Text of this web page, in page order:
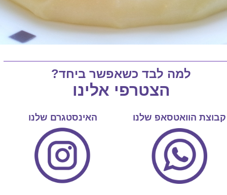
למה לבד כשאפשר ביחד?
הצטרפי אלינו
קבוצת הוואטסאפ שלנו האינסטגרם שלנו